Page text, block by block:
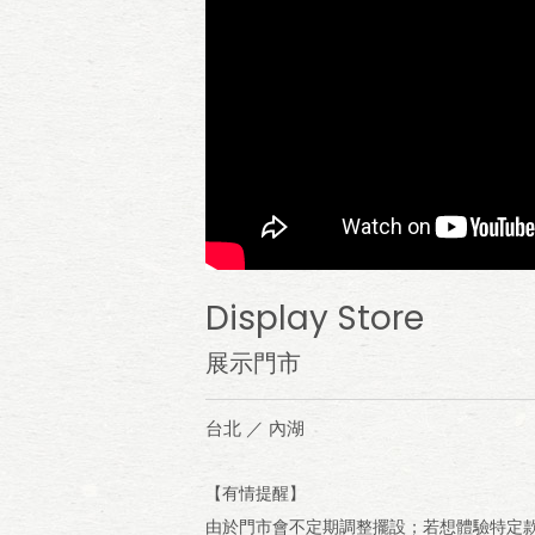
Display Store
展示門市
台北 ／ 內湖
【有情提醒】
由於門市會不定期調整擺設；若想體驗特定